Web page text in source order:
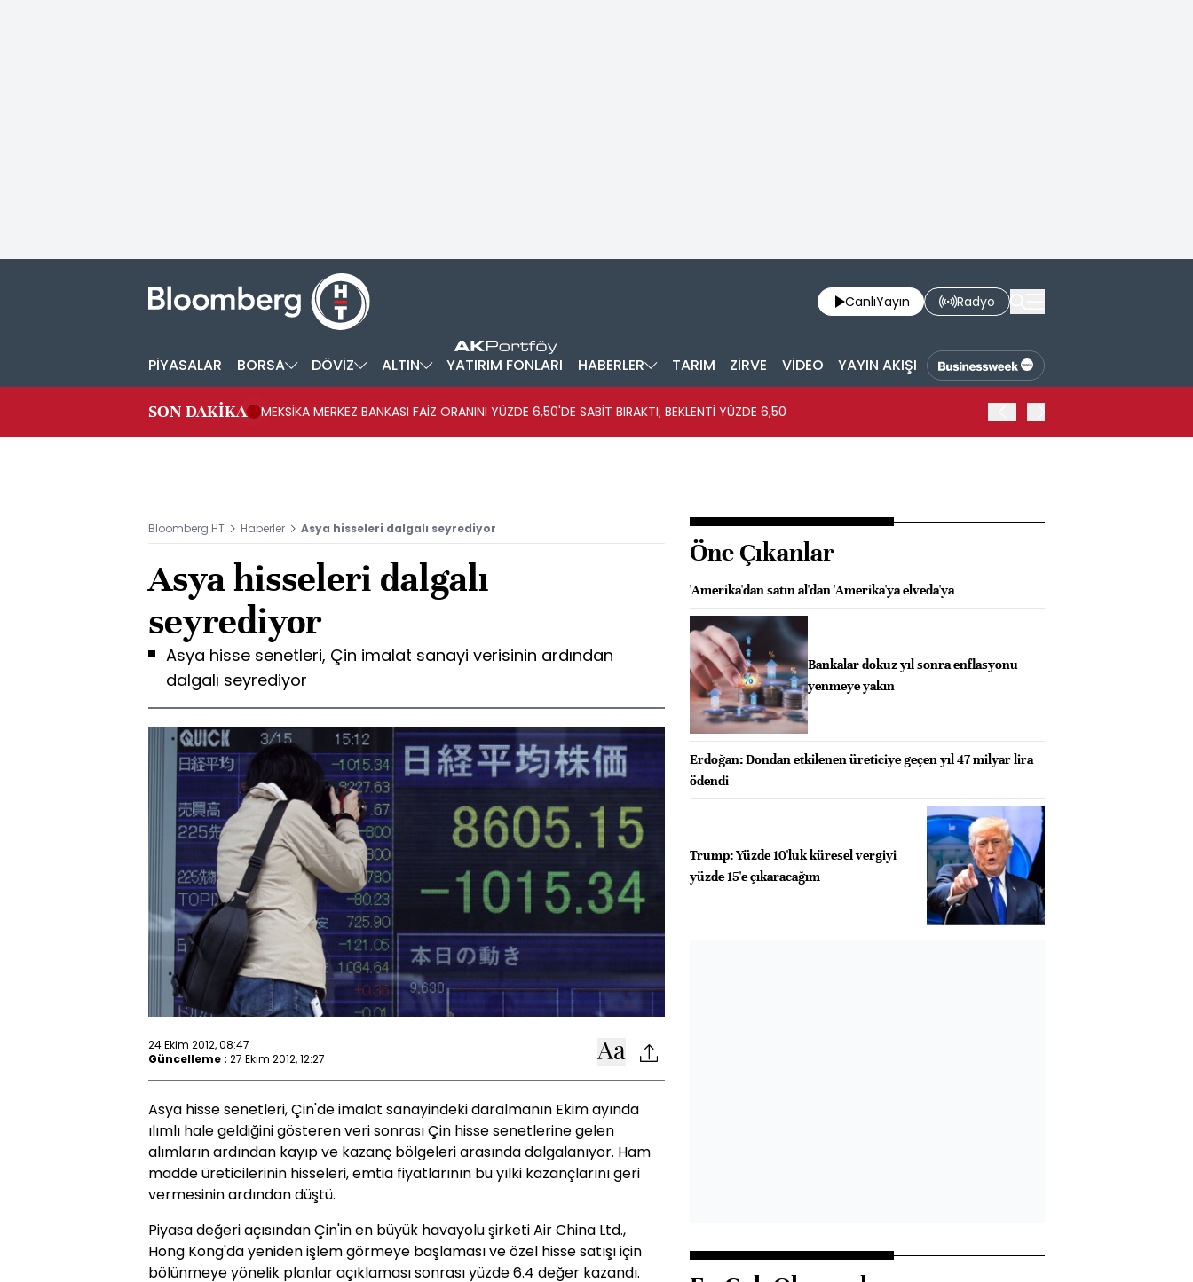
CanlıYayın Radyo
PİYASALAR BORSA DÖVİZ ALTIN YATIRIM FONLARI HABERLER TARIM ZİRVE VİDEO YAYIN AKIŞI
SON DAKİKA MEKSİKA MERKEZ BANKASI FAİZ ORANINI YÜZDE 6,50'DE SABİT BIRAKTI; BEKLENTİ YÜZDE 6,50
Bloomberg HT Haberler Asya hisseleri dalgalı seyrediyor
Asya hisseleri dalgalı
seyrediyor
Asya hisse senetleri, Çin imalat sanayi verisinin ardından
dalgalı seyrediyor
24 Ekim 2012, 08:47
Güncelleme : 27 Ekim 2012, 12:27
Asya hisse senetleri, Çin'de imalat sanayindeki daralmanın Ekim ayında
ılımlı hale geldiğini gösteren veri sonrası Çin hisse senetlerine gelen
alımların ardından kayıp ve kazanç bölgeleri arasında dalgalanıyor. Ham
madde üreticilerinin hisseleri, emtia fiyatlarının bu yılki kazançlarını geri
vermesinin ardından düştü.
Piyasa değeri açısından Çin'in en büyük havayolu şirketi Air China Ltd.,
Hong Kong'da yeniden işlem görmeye başlaması ve özel hisse satışı için
bölünmeye yönelik planlar açıklaması sonrası yüzde 6.4 değer kazandı.
Öne Çıkanlar
'Amerika'dan satın al'dan 'Amerika'ya elveda'ya
Bankalar dokuz yıl sonra enflasyonu
yenmeye yakın
Erdoğan: Dondan etkilenen üreticiye geçen yıl 47 milyar lira
ödendi
Trump: Yüzde 10'luk küresel vergiyi
yüzde 15'e çıkaracağım